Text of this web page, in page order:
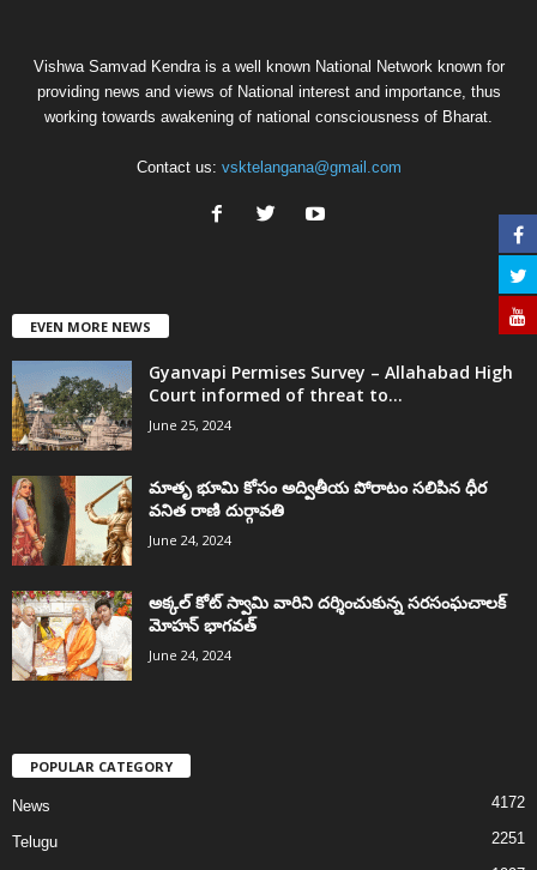
Vishwa Samvad Kendra is a well known National Network known for
providing news and views of National interest and importance, thus
working towards awakening of national consciousness of Bharat.
Contact us: vsktelangana@gmail.com
EVEN MORE NEWS
Gyanvapi Permises Survey – Allahabad High
Court informed of threat to...
June 25, 2024
మాతృ భూమి కోసం అద్వితీయ పోరాటం సలిపిన ధీర
వనిత రాణి దుర్గావతి
June 24, 2024
అక్కల్‌ కోట్‌ స్వామి వారిని దర్శించుకున్న సరసంఘచాలక్
మోహన్ భాగవత్
June 24, 2024
POPULAR CATEGORY
News 4172
Telugu 2251